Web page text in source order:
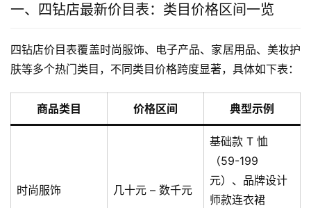
一、四钻店最新价目表：类目价格区间一览
四钻店价目表覆盖时尚服饰、电子产品、家居用品、美妆护
肤等多个热门类目，不同类目价格跨度显著，具体如下表：
商品类目 价格区间 典型示例
时尚服饰 几十元 – 数千元
基础款 T 恤
（59-199
元）、品牌设计
师款连衣裙